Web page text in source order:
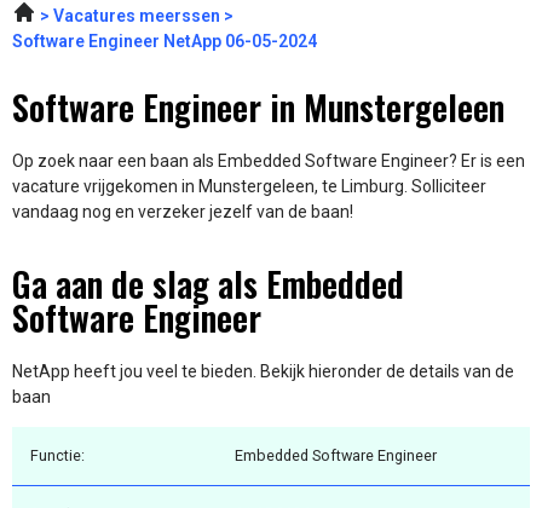
Vacatures meerssen
Software Engineer NetApp 06-05-2024
Software Engineer in Munstergeleen
Op zoek naar een baan als Embedded Software Engineer? Er is een
vacature vrijgekomen in Munstergeleen, te Limburg. Solliciteer
vandaag nog en verzeker jezelf van de baan!
Ga aan de slag als Embedded
Software Engineer
NetApp heeft jou veel te bieden. Bekijk hieronder de details van de
baan
Functie: Embedded Software Engineer